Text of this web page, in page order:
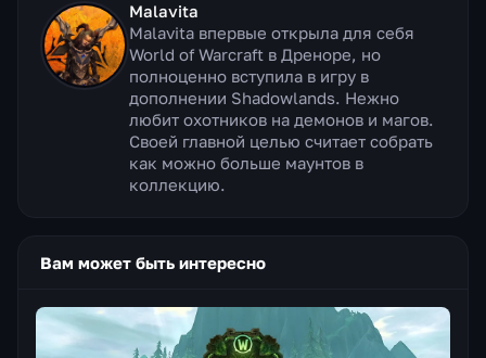
Malavita
Malavita впервые открыла для себя
World of Warcraft в Дреноре, но
полноценно вступила в игру в
дополнении Shadowlands. Нежно
любит охотников на демонов и магов.
Своей главной целью считает собрать
как можно больше маунтов в
коллекцию.
Вам может быть интересно